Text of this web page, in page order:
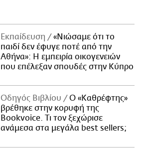
Εκπαίδευση
«Νιώσαμε ότι το
παιδί δεν έφυγε ποτέ από την
Αθήνα»: Η εμπειρία οικογενειών
που επέλεξαν σπουδές στην Κύπρο
Οδηγός Βιβλίου
Ο «Καθρέφτης»
βρέθηκε στην κορυφή της
Bookvoice. Τι τον ξεχώρισε
ανάμεσα στα μεγάλα best sellers;